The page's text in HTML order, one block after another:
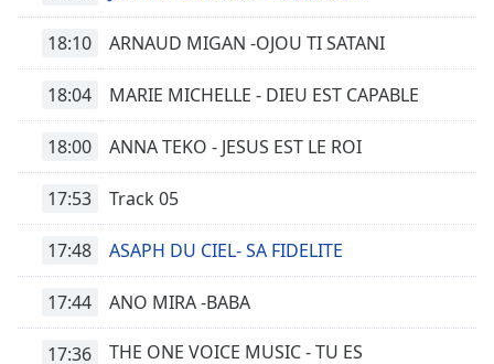
18:10 ARNAUD MIGAN -OJOU TI SATANI
18:04 MARIE MICHELLE - DIEU EST CAPABLE
18:00 ANNA TEKO - JESUS EST LE ROI
17:53 Track 05
17:48 ASAPH DU CIEL- SA FIDELITE
17:44 ANO MIRA -BABA
17:36 THE ONE VOICE MUSIC - TU ES